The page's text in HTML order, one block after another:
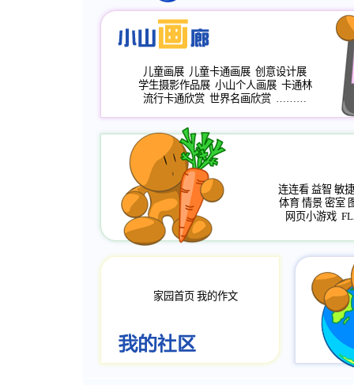
儿童画展 儿童卡通画展 创意设计展
学生摄影作品展 小山个人画展 卡通林
流行卡通欣赏 世界名画欣赏 ………
连连看 益智 敏捷
体育 情景 密室
网页小游戏
家园首页 我的作文